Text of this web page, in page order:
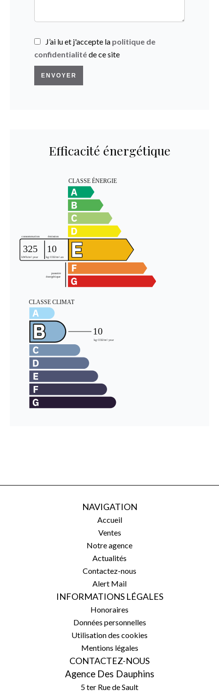
J’ai lu et j'accepte la politique de
confidentialitéde ce site
ENVOYER
Efficacité énergétique
NAVIGATION
Accueil
Ventes
Notre agence
Actualités
Contactez-nous
Alert Mail
INFORMATIONS LÉGALES
Honoraires
Données personnelles
Utilisation des cookies
Mentions légales
CONTACTEZ-NOUS
Agence Des Dauphins
5 ter Rue de Sault